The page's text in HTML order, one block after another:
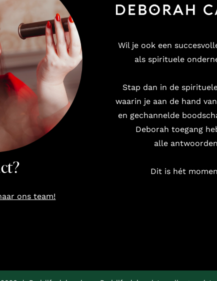
ons team!
Wil je ook een
als spirituele
Stap dan in de
waarin je aan de hand
en gechannelde
Deborah toegang
alle
Dit is hét